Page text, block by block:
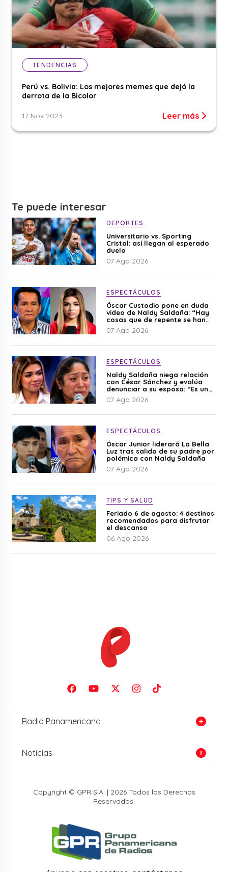
TENDENCIAS
Perú vs. Bolivia: Los mejores memes que dejó la
derrota de la Bicolor
17 Nov 2023 Leer más
Te puede interesar
DEPORTES
Universitario vs. Sporting
Cristal: así llegan al esperado
duelo
07 Ago 2026
ESPECTÁCULOS
Óscar Custodio pone en duda
video de Naldy Saldaña: “Hay
cosas que de repente se han
editado”
07 Ago 2026
ESPECTÁCULOS
Naldy Saldaña niega relación
con César Sánchez y evalúa
denunciar a su esposa: “Es una
difamación”
07 Ago 2026
ESPECTÁCULOS
Óscar Junior liderará La Bella
Luz tras salida de su padre por
polémica con Naldy Saldaña
07 Ago 2026
TIPS Y SALUD
Feriado 6 de agosto: 4 destinos
recomendados para disfrutar
el descanso
06 Ago 2026
Radio Panamericana
Noticias
Copyright © GPR S.A. | 2026 Todos los Derechos
Reservados.